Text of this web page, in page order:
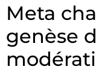
Meta
genèse